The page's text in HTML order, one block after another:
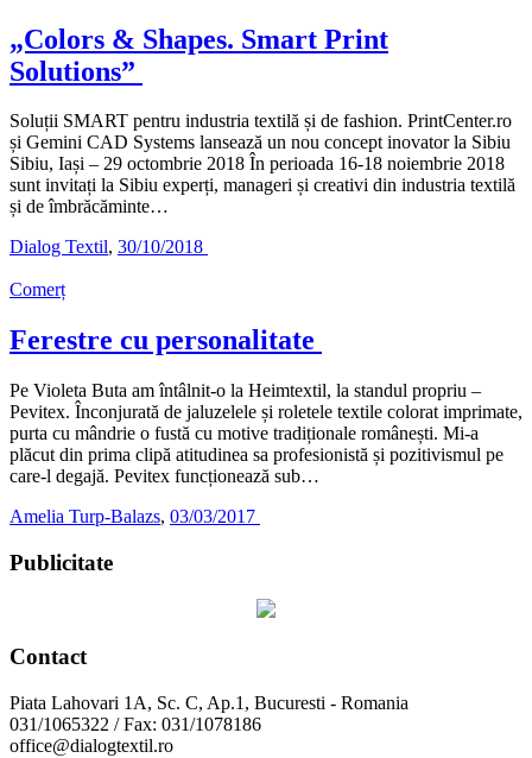
„Colors & Shapes. Smart Print
Solutions”
Soluții SMART pentru industria textilă și de fashion. PrintCenter.ro
și Gemini CAD Systems lansează un nou concept inovator la Sibiu
Sibiu, Iași – 29 octombrie 2018 În perioada 16-18 noiembrie 2018
sunt invitați la Sibiu experți, manageri și creativi din industria textilă
și de îmbrăcăminte…
Dialog Textil, 30/10/2018
Comerț
Ferestre cu personalitate
Pe Violeta Buta am întâlnit-o la Heimtextil, la standul propriu –
Pevitex. Înconjurată de jaluzelele și roletele textile colorat imprimate,
purta cu mândrie o fustă cu motive tradiționale românești. Mi-a
plăcut din prima clipă atitudinea sa profesionistă și pozitivismul pe
care-l degajă. Pevitex funcționează sub…
Amelia Turp-Balazs, 03/03/2017
Publicitate
Contact
Piata Lahovari 1A, Sc. C, Ap.1, Bucuresti - Romania
031/1065322 / Fax: 031/1078186
office@dialogtextil.ro